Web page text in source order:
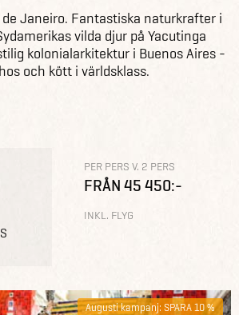
Janeiro. Fantastiska naturkrafter i
vilda djur på Yacutinga
kolonialarkitektur i Buenos Aires -
och kött i världsklass.
PER PERS V. 2 PERS
FRÅN 45 450:-
INKL. FLYG
Augusti kampanj: SPARA 10 %